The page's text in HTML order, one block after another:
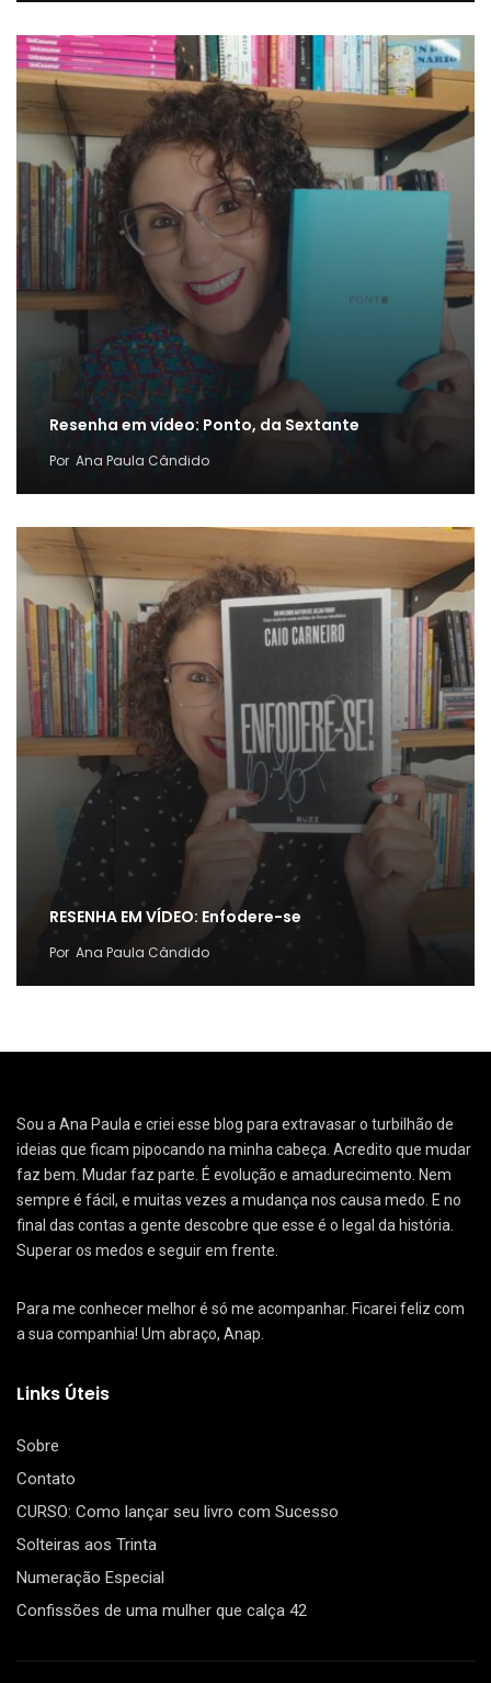
Resenha em vídeo: Ponto, da Sextante
Por Ana Paula Cândido
RESENHA EM VÍDEO: Enfodere-se
Por Ana Paula Cândido
Sou a Ana Paula e criei esse blog para extravasar o turbilhão de
ideias que ficam pipocando na minha cabeça. Acredito que mudar
faz bem. Mudar faz parte. É evolução e amadurecimento. Nem
sempre é fácil, e muitas vezes a mudança nos causa medo. E no
final das contas a gente descobre que esse é o legal da história.
Superar os medos e seguir em frente.
Para me conhecer melhor é só me acompanhar. Ficarei feliz com
a sua companhia! Um abraço, Anap.
Links Úteis
Sobre
Contato
CURSO: Como lançar seu livro com Sucesso
Solteiras aos Trinta
Numeração Especial
Confissões de uma mulher que calça 42